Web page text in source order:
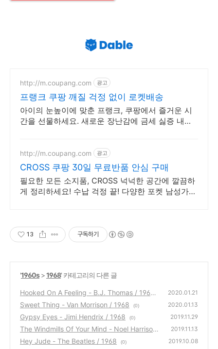
http://m.coupang.com 광고
프랭크 쿠팡 깨질 걱정 없이 로켓배송
아이의 눈높이에 맞춘 프랭크, 쿠팡에서 즐거운 시
간을 선물하세요. 새로운 장난감에 금세 싫증 내는
http://m.coupang.com 광고
CROSS 쿠팡 30일 무료반품 안심 구매
필요한 모든 소지품, CROSS 넉넉한 공간에 깔끔하
게 정리하세요! 수납 걱정 끝! 다양한 포켓 남성가
13 구독하기
'1960s>1968' 카테고리의 다른 글
Hooked On A Feeling - B.J. Thomas / 1968
(0)
2020.01.21
Sweet Thing - Van Morrison / 1968 (0) 2020.01.13
Gypsy Eyes - Jimi Hendrix / 1968 (0) 2019.11.29
The Windmills Of Your Mind - Noel Harrison
/ 1968
(0)
2019.11.13
Hey Jude - The Beatles / 1968 (0) 2019.10.08